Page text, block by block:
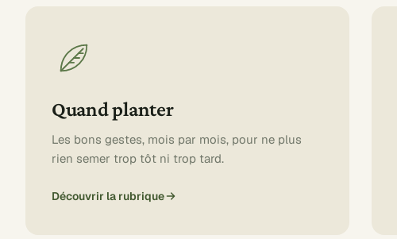
Quand planter
Les bons gestes, mois par mois, pour ne plus
rien semer trop tôt ni trop tard.
Découvrir la rubrique